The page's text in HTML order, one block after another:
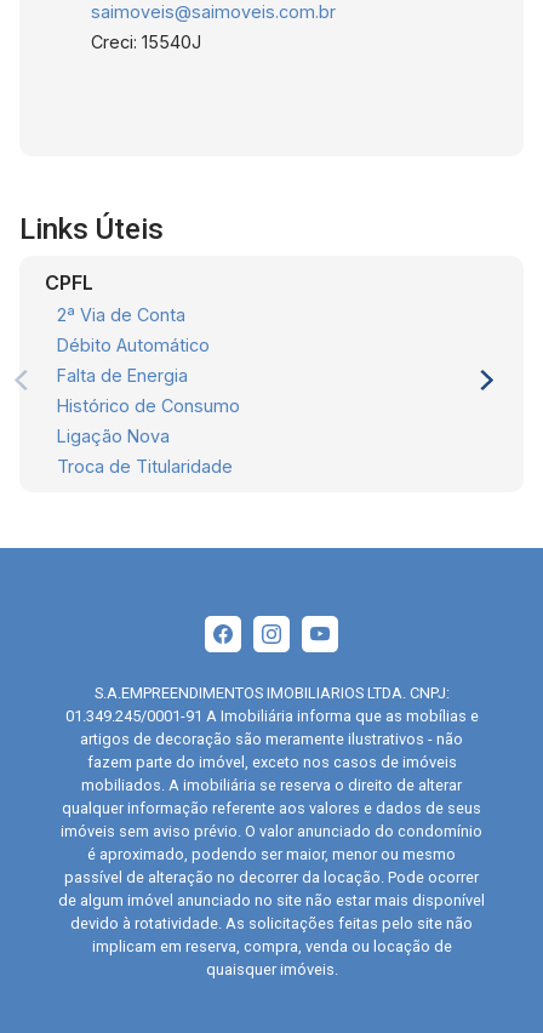
saimoveis@saimoveis.com.br
Creci: 15540J
Links Úteis
CPFL
2ª Via de Conta
Débito Automático
Falta de Energia
Histórico de Consumo
Ligação Nova
Troca de Titularidade
S.A.EMPREENDIMENTOS IMOBILIARIOS LTDA. CNPJ:
01.349.245/0001-91 A Imobiliária informa que as mobílias e
artigos de decoração são meramente ilustrativos - não
fazem parte do imóvel, exceto nos casos de imóveis
mobiliados. A imobiliária se reserva o direito de alterar
qualquer informação referente aos valores e dados de seus
imóveis sem aviso prévio. O valor anunciado do condomínio
é aproximado, podendo ser maior, menor ou mesmo
passível de alteração no decorrer da locação. Pode ocorrer
de algum imóvel anunciado no site não estar mais disponível
devido à rotatividade. As solicitações feitas pelo site não
implicam em reserva, compra, venda ou locação de
quaisquer imóveis.